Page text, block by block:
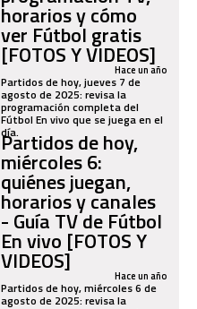
horarios y cómo
ver Fútbol gratis
[FOTOS Y VIDEOS]
Hace un año
Partidos de hoy, jueves 7 de
agosto de 2025: revisa la
programación completa del
Fútbol En vivo que se juega en el
día.
Partidos de hoy,
miércoles 6:
quiénes juegan,
horarios y canales
- Guía TV de Fútbol
En vivo [FOTOS Y
VIDEOS] Hace un año
Partidos de hoy, miércoles 6 de
agosto de 2025: revisa la